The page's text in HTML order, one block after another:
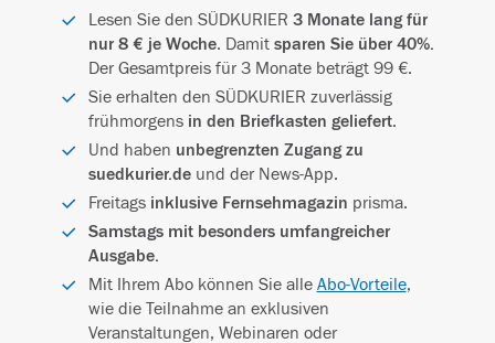
Lesen Sie den SÜDKURIER 3 Monate lang für
nur 8 € je Woche. Damit sparen Sie über 40%.
Der Gesamtpreis für 3 Monate beträgt 99 €.
Sie erhalten den SÜDKURIER zuverlässig
frühmorgensin den Briefkasten geliefert.
Und haben unbegrenzten Zugang zu
suedkurier.deund der News-App.
Freitagsinklusive Fernsehmagazin prisma.
Samstags mit besonders umfangreicher
Ausgabe.
Mit Ihrem Abo können Sie alle Abo-Vorteile,
wie die Teilnahme an exklusiven
Veranstaltungen, Webinaren oder